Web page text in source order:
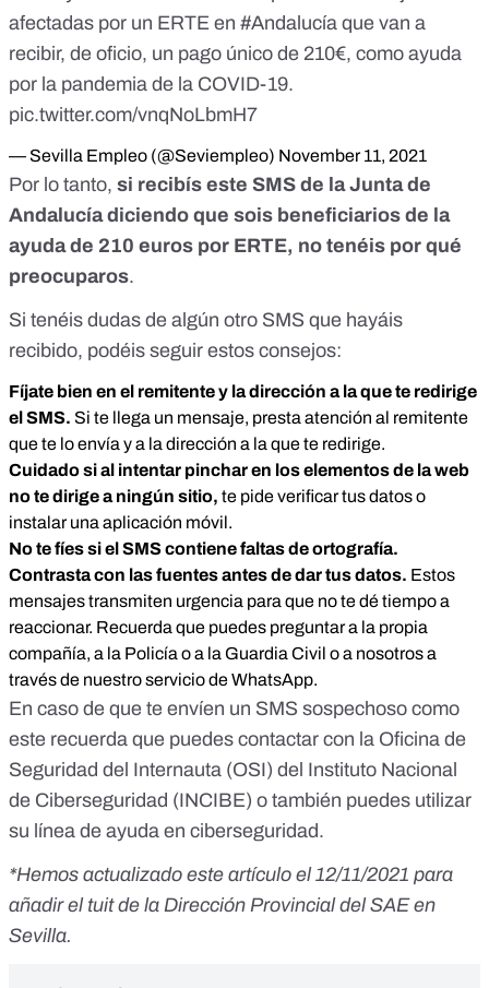
afectadas por un ERTE en #Andalucía que van a
recibir, de oficio, un pago único de 210€, como ayuda
por la pandemia de la COVID-19.
pic.twitter.com/vnqNoLbmH7
— Sevilla Empleo (@Seviempleo) November 11, 2021
Por lo tanto, si recibís este SMS de la Junta de
Andalucía diciendo que sois beneficiarios de la
ayuda de 210 euros por ERTE, no tenéis por qué
preocuparos.
Si tenéis dudas de algún otro SMS que hayáis
recibido, podéis seguir estos consejos:
Fíjate bien en el remitente y la dirección a la que te redirige
el SMS. Si te llega un mensaje, presta atención al remitente
que te lo envía y a la dirección a la que te redirige.
Cuidado si al intentar pinchar en los elementos de la web
no te dirige a ningún sitio, te pide verificar tus datos o
instalar una aplicación móvil.
No te fíes si el SMS contiene faltas de ortografía.
Contrasta con las fuentes antes de dar tus datos. Estos
mensajes transmiten urgencia para que no te dé tiempo a
reaccionar. Recuerda que puedes preguntar a la propia
compañía, a la Policía o a la Guardia Civil o a nosotros a
través de nuestro servicio de WhatsApp.
En caso de que te envíen un SMS sospechoso como
este recuerda que puedes contactar con la Oficina de
Seguridad del Internauta (OSI) del Instituto Nacional
de Ciberseguridad (INCIBE) o también puedes utilizar
su línea de ayuda en ciberseguridad.
*Hemos actualizado este artículo el 12/11/2021 para
añadir el tuit de la Dirección Provincial del SAE en
Sevilla.